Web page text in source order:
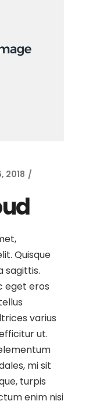
2018
Quisque
sagittis.
eget eros
varius
ut.
mi sit
turpis
enim nisi